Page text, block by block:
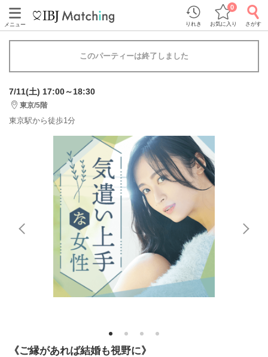
メニュー りれき お気に入り
0
さがす
このパーティーは終了しました
7/11(土) 17:00～18:30
東京/5階
東京駅から徒歩1分
1 2 3 4
《ご縁があれば結婚も視野に》